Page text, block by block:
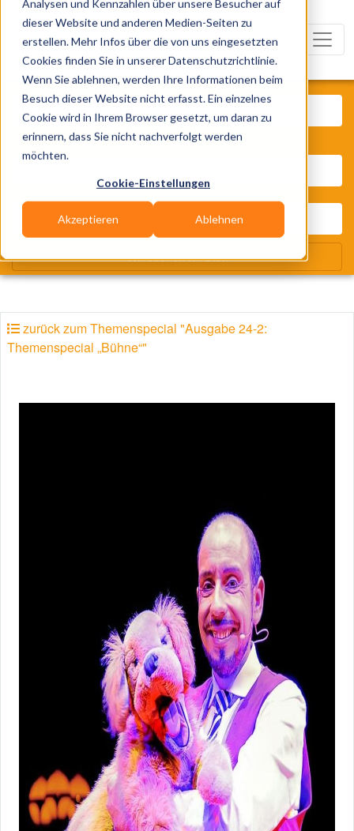
Analysen und Kennzahlen über unsere Besucher auf
dieser Website und anderen Medien-Seiten zu
erstellen. Mehr Infos über die von uns eingesetzten
Cookies finden Sie in unserer Datenschutzrichtlinie.
Wenn Sie ablehnen, werden Ihre Informationen beim
Besuch dieser Website nicht erfasst. Ein einzelnes
Cookie wird in Ihrem Browser gesetzt, um daran zu
erinnern, dass Sie nicht nachverfolgt werden
möchten.
Cookie-Einstellungen
Akzeptieren Ablehnen
zurück zum Themenspecial "Ausgabe 24-2:
Themenspecial „Bühne“"
Was? Künstler, Zelte, Bands,
Wo? Stadt, PLZ, Ort
Wir suchen für Dich